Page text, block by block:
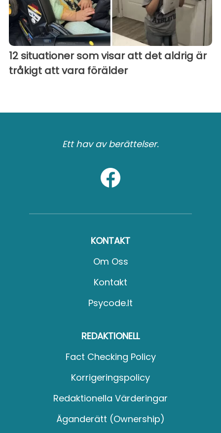
12 situationer som visar att det aldrig är
tråkigt att vara förälder
Ett hav av berättelser.
KONTAKT
Om Oss
Kontakt
Psycode.it
REDAKTIONELL
Fact Checking Policy
Korrigeringspolicy
Redaktionella Värderingar
Äganderätt (Ownership)